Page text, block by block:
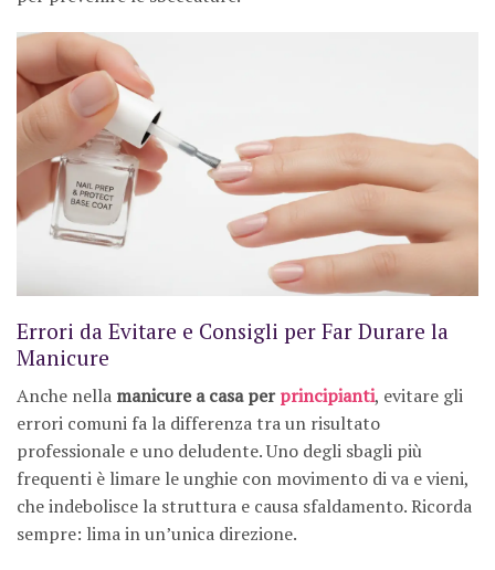
Errori da Evitare e Consigli per Far Durare la
Manicure
Anche nella manicure a casa perprincipianti, evitare gli
errori comuni fa la differenza tra un risultato
professionale e uno deludente. Uno degli sbagli più
frequenti è limare le unghie con movimento di va e vieni,
che indebolisce la struttura e causa sfaldamento. Ricorda
sempre: lima in un’unica direzione.